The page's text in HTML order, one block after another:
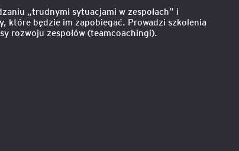
„trudnymi sytuacjami w zespołach” i
które będzie im zapobiegać. Prowadzi szkolenia
rozwoju zespołów (teamcoachingi).